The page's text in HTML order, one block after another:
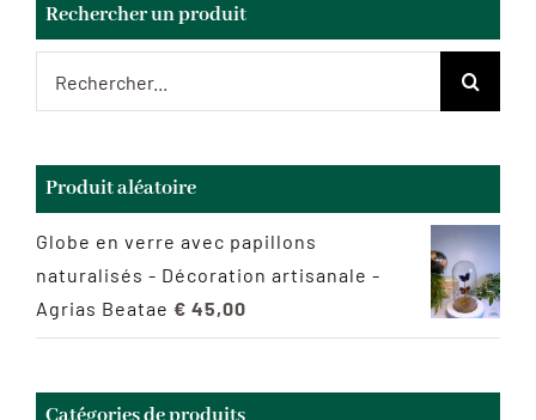
Rechercher un produit
Produit aléatoire
Globe en verre avec papillons
naturalisés - Décoration artisanale -
Agrias Beatae € 45,00